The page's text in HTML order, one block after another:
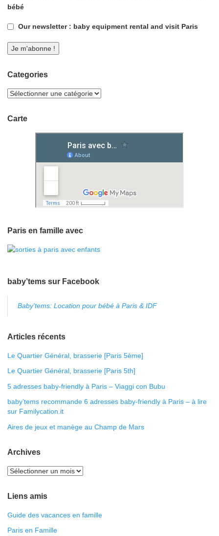
bébé
Our newsletter : baby equipment rental and visit Paris
Categories
Carte
Paris en famille avec
baby’tems sur Facebook
Baby'tems: Location pour bébé à Paris & IDF
Articles récents
Le Quartier Général, brasserie [Paris 5ème]
Le Quartier Général, brasserie [Paris 5th]
5 adresses baby-friendly à Paris – Viaggi con Bubu
baby’tems recommande 6 adresses baby-friendly à Paris – à lire
sur Familycation.it
Aires de jeux et manège au Champ de Mars
Archives
Liens amis
Guide des vacances en famille
Paris en Famille